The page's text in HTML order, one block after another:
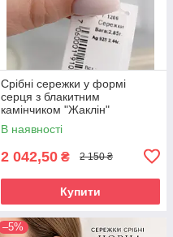
Срібні сережки у формі
серця з блакитним
камінчиком "Жаклін"
В наявності
2 042,50 ₴ 2 150 ₴
Купити
–5%